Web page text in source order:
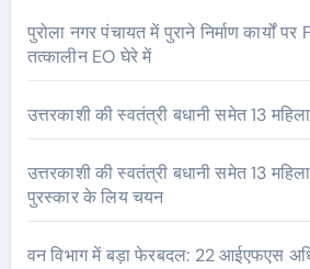
पुरोला नगर पंचायत में पुराने निर्माण कार्यों पर
तत्कालीन EO घेरे में
उत्तरकाशी की स्वतंत्री बधानी समेत 13
उत्तरकाशी की स्वतंत्री बधानी समेत 13
पुरस्कार के लिय चयन
वन विभाग में बड़ा फेरबदल: 22 आईएफएस